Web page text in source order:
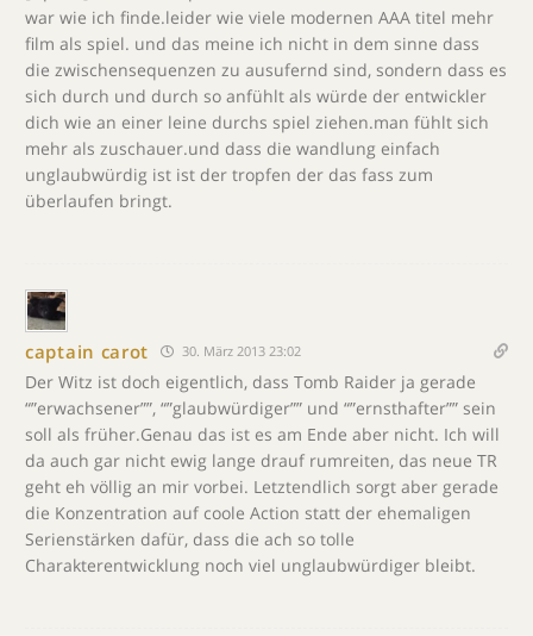
war wie ich finde.leider wie viele modernen AAA titel mehr
film als spiel. und das meine ich nicht in dem sinne dass
die zwischensequenzen zu ausufernd sind, sondern dass es
sich durch und durch so anfühlt als würde der entwickler
dich wie an einer leine durchs spiel ziehen.man fühlt sich
mehr als zuschauer.und dass die wandlung einfach
unglaubwürdig ist ist der tropfen der das fass zum
überlaufen bringt.
captain carot 30. März 2013 23:02
Der Witz ist doch eigentlich, dass Tomb Raider ja gerade
“”erwachsener””, “”glaubwürdiger”” und “”ernsthafter”” sein
soll als früher.Genau das ist es am Ende aber nicht. Ich will
da auch gar nicht ewig lange drauf rumreiten, das neue TR
geht eh völlig an mir vorbei. Letztendlich sorgt aber gerade
die Konzentration auf coole Action statt der ehemaligen
Serienstärken dafür, dass die ach so tolle
Charakterentwicklung noch viel unglaubwürdiger bleibt.